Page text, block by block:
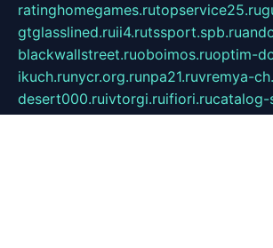
ratinghomegames.rutopservice25.ru
gtglasslined.ruii4.rutssport.spb.ru
blackwallstreet.ruoboimos.ruoptim-
ikuch.runycr.org.runpa21.ruvremya-
desert000.ruivtorgi.ruifiori.rucatalog-